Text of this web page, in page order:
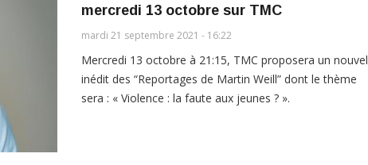
mercredi 13 octobre sur TMC
mardi 21 septembre 2021 - 16:22
Mercredi 13 octobre à 21:15, TMC proposera un nouvel
inédit des “Reportages de Martin Weill” dont le thème
sera : « Violence : la faute aux jeunes ? ».